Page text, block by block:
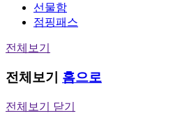
선물함
점핑패스
전체보기
전체보기 홈으로
전체보기 닫기